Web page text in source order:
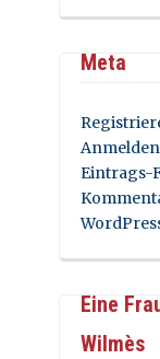
Meta
Anmelden
Eintrags-
Eine
Wilmès